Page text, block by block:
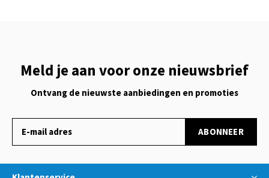
Meld je aan voor onze nieuwsbrief
Ontvang de nieuwste aanbiedingen en promoties
ABONNEER